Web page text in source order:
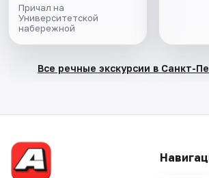
Причал на
Университетской
набережной
Все речные экскурсии в Санкт-